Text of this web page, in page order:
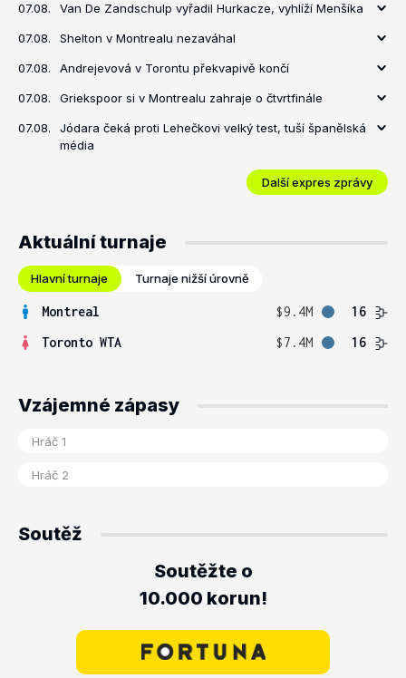
07.08. Van De Zandschulp vyřadil Hurkacze, vyhlíží Menšíka
07.08. Shelton v Montrealu nezaváhal
07.08. Andrejevová v Torontu překvapivě končí
07.08. Griekspoor si v Montrealu zahraje o čtvrtfinále
07.08.
Jódara čeká proti Lehečkovi velký test, tuší španělská
média
Další expres zprávy
Aktuální turnaje
Hlavní turnaje Turnaje nižší úrovně
Montreal $9.4M
16
Toronto WTA
$7.4M 16
Vzájemné zápasy
Soutěž
Soutěžte o
10.000 korun!